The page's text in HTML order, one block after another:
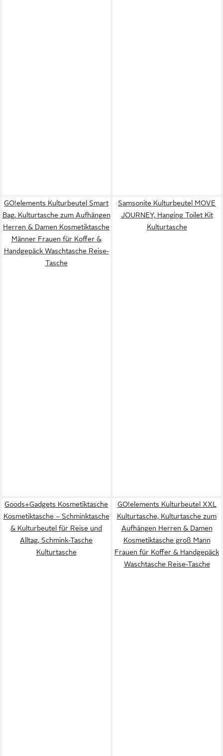
GO!elements Kulturbeutel Smart
Bag, Kulturtasche zum Aufhängen
Herren & Damen Kosmetiktasche
Männer Frauen für Koffer &
Handgepäck Waschtasche Reise-
Tasche
Samsonite Kulturbeutel MOVE
JOURNEY, Hanging Toilet Kit
Kulturtasche
Goods+Gadgets Kosmetiktasche
Kosmetiktasche – Schminktasche
& Kulturbeutel für Reise und
Alltag, Schmink-Tasche
Kulturtasche
GO!elements Kulturbeutel XXL
Kulturtasche, Kulturtasche zum
Aufhängen Herren & Damen
Kosmetiktasche groß Mann
Frauen für Koffer & Handgepäck
Waschtasche Reise-Tasche